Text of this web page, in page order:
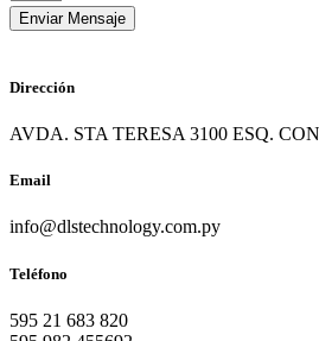
Dirección
AVDA. STA TERESA 3100 ESQ.
Email
info@dlstechnology.com.py
Teléfono
595 21 683 820